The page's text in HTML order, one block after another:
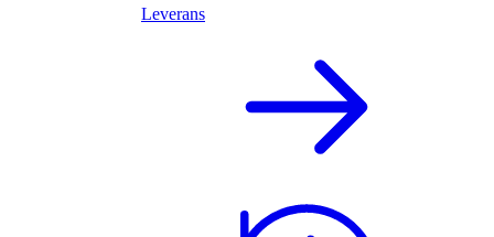
Leverans